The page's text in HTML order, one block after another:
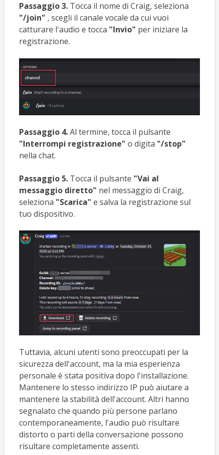
Passaggio 3.Tocca il nome di Craig, seleziona
"/join" , scegli il canale vocale da cui vuoi
catturare l'audio e tocca "Invio" per iniziare la
registrazione.
Passaggio 4.Al termine, tocca il pulsante
"Interrompi registrazione" o digita "/stop"
nella chat.
Passaggio 5.Tocca il pulsante "Vai al
messaggio diretto" nel messaggio di Craig,
seleziona "Scarica" e salva la registrazione sul
tuo dispositivo.
Tuttavia, alcuni utenti sono preoccupati per la
sicurezza dell'account, ma la mia esperienza
personale è stata positiva dopo l'installazione.
Mantenere lo stesso indirizzo IP può aiutare a
mantenere la stabilità dell'account. Altri hanno
segnalato che quando più persone parlano
contemporaneamente, l'audio può risultare
distorto o parti della conversazione possono
risultare completamente assenti.